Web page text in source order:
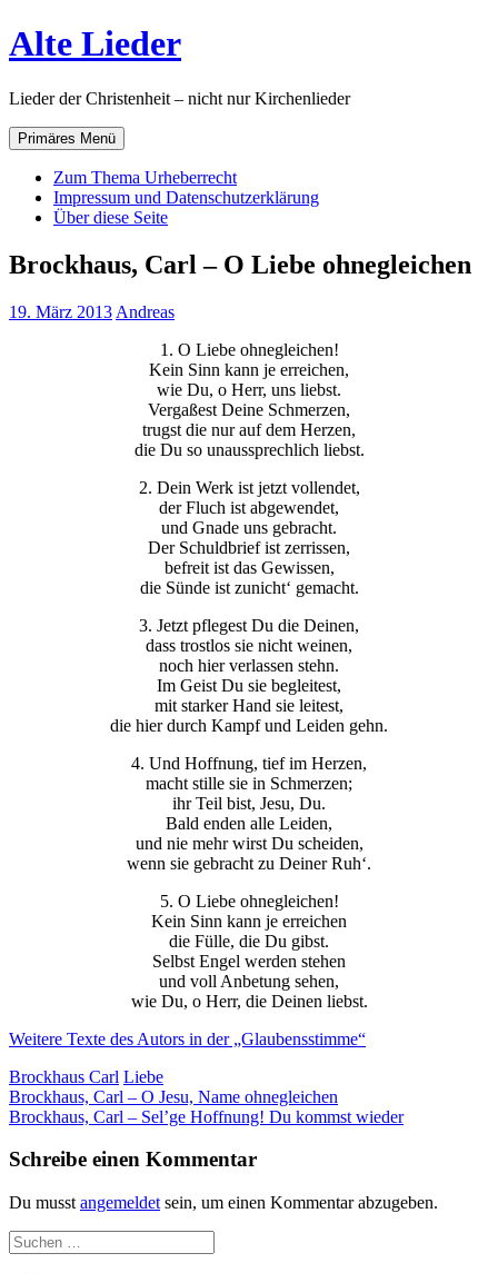
Zum
Inhalt
Alte Lieder
Lieder der Christenheit – nicht nur Kirchenlieder
Primäres Menü
Zum Thema Urheberrecht
Impressum und Datenschutzerklärung
Über diese Seite
Brockhaus, Carl – O Liebe ohnegleichen
19. März 2013 Andreas
1. O Liebe ohnegleichen!
Kein Sinn kann je erreichen,
wie Du, o Herr, uns liebst.
Vergaßest Deine Schmerzen,
trugst die nur auf dem Herzen,
die Du so unaussprechlich liebst.
2. Dein Werk ist jetzt vollendet,
der Fluch ist abgewendet,
und Gnade uns gebracht.
Der Schuldbrief ist zerrissen,
befreit ist das Gewissen,
die Sünde ist zunicht‘ gemacht.
3. Jetzt pflegest Du die Deinen,
dass trostlos sie nicht weinen,
noch hier verlassen stehn.
Im Geist Du sie begleitest,
mit starker Hand sie leitest,
die hier durch Kampf und Leiden gehn.
4. Und Hoffnung, tief im Herzen,
macht stille sie in Schmerzen;
ihr Teil bist, Jesu, Du.
Bald enden alle Leiden,
und nie mehr wirst Du scheiden,
wenn sie gebracht zu Deiner Ruh‘.
5. O Liebe ohnegleichen!
Kein Sinn kann je erreichen
die Fülle, die Du gibst.
Selbst Engel werden stehen
und voll Anbetung sehen,
wie Du, o Herr, die Deinen liebst.
Weitere Texte des Autors in der „Glaubensstimme“
Brockhaus Carl Liebe
Beitragsnavigation
Brockhaus, Carl – O Jesu, Name ohnegleichen
Brockhaus, Carl – Sel’ge Hoffnung! Du kommst wieder
Schreibe einen Kommentar
Du musst angemeldet sein, um einen Kommentar abzugeben.